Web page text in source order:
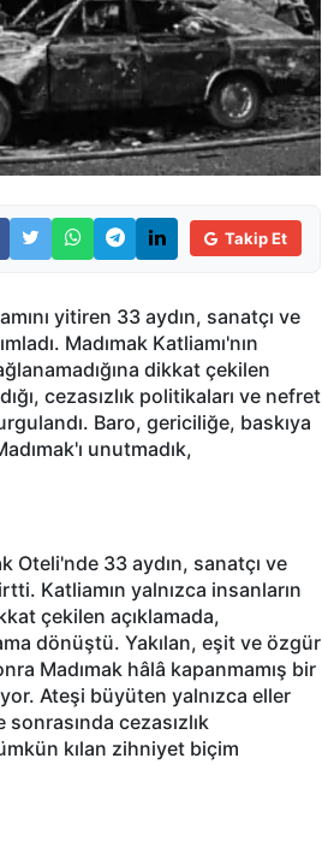
Takip Et
yitiren 33 aydın, sanatçı ve
Madımak Katliamı'nın
dikkat çekilen
cezasızlık politikaları ve nefret
Baro, gericiliğe, baskıya
unutmadık,
Oteli'nde 33 aydın, sanatçı ve
Katliamın yalnızca insanların
çekilen açıklamada,
dönüştü. Yakılan, eşit ve özgür
Madımak hâlâ kapanmamış bir
Ateşi büyüten yalnızca eller
cezasızlık
kılan zihniyet biçim